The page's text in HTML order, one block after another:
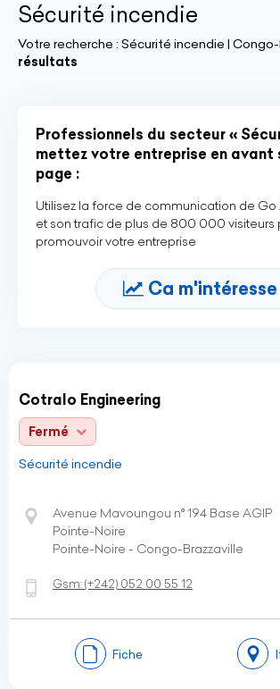
Sécurité incendie
Votre recherche : Sécurité incendie | Congo-
résultats
Professionnels du secteur «
mettez votre entreprise en avant
page :
Utilisez la force de communication de Go
et son trafic de plus de 800 000 visiteurs
promouvoir votre entreprise
Ca m'intéresse
Cotralo Engineering
Fermé
Sécurité incendie
Avenue Mavoungou n° 194 Base AGIP
Pointe-Noire
Pointe-Noire - Congo-Brazzaville
Gsm:(+242) 052 00 55 12
Fiche